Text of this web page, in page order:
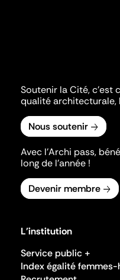
Soutenir la Cité, c'est
qualité architecturale,
Nous soutenir
Avec l’Archi pass,
long de l’année !
Devenir membre
L'institution
Service public +
Index égalité